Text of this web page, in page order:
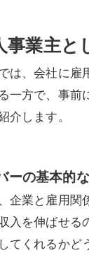
業主と
は、会社に
一方で、事
介します。
ーの基本的
企業と雇用
入を伸ばせ
てくれるかど